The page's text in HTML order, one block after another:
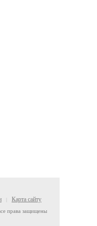
Карта сайту
права защищены